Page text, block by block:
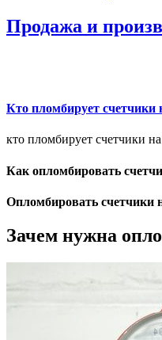
Продажа и
Кто пломбирует счетчики
кто пломбирует счетчики
Как опломбировать
Опломбировать счетчики
Зачем нужна